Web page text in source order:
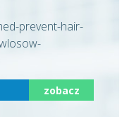
prevent-hair-
zobacz